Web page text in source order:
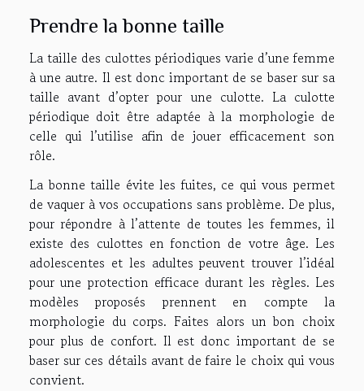
Prendre la bonne taille
La taille des culottes périodiques varie d’une femme
à une autre. Il est donc important de se baser sur sa
taille avant d’opter pour une culotte. La culotte
périodique doit être adaptée à la morphologie de
celle qui l’utilise afin de jouer efficacement son
rôle.
La bonne taille évite les fuites, ce qui vous permet
de vaquer à vos occupations sans problème. De plus,
pour répondre à l’attente de toutes les femmes, il
existe des culottes en fonction de votre âge. Les
adolescentes et les adultes peuvent trouver l’idéal
pour une protection efficace durant les règles. Les
modèles proposés prennent en compte la
morphologie du corps. Faites alors un bon choix
pour plus de confort. Il est donc important de se
baser sur ces détails avant de faire le choix qui vous
convient.